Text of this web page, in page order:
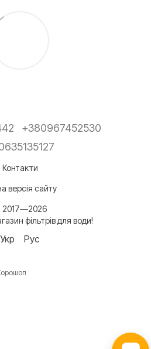
+380967452530
Контакти
версія сайту
фільтрів для води!
Укр Рус